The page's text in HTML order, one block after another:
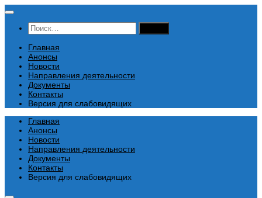
Перейти
содержимому
Найти:
Главная
Анонсы
Новости
Направления деятельности
Документы
Контакты
Версия для слабовидящих
Главная
Анонсы
Новости
Направления деятельности
Документы
Контакты
Версия для слабовидящих